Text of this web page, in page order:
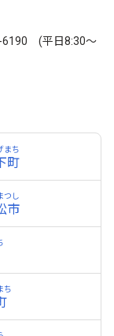
6190 (平日8:30～
町
まち
市
つし
ち